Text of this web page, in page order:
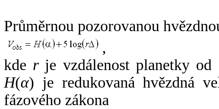
Průměrnou pozorovanou
,
kde rje vzdálenost planetky od
H(α) je redukovaná hvězdná
fázového zákona